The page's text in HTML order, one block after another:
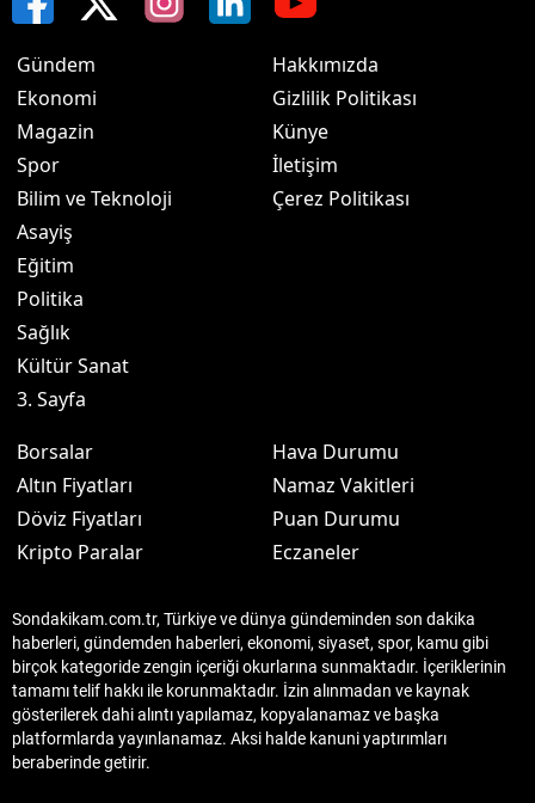
Gündem
Ekonomi
Magazin
Spor
Bilim ve Teknoloji
Asayiş
Eğitim
Politika
Sağlık
Kültür Sanat
3. Sayfa
Hakkımızda
Gizlilik Politikası
Künye
İletişim
Çerez Politikası
Borsalar
Altın Fiyatları
Döviz Fiyatları
Kripto Paralar
Hava Durumu
Namaz Vakitleri
Puan Durumu
Eczaneler
Sondakikam.com.tr, Türkiye ve dünya gündeminden son dakika
haberleri, gündemden haberleri, ekonomi, siyaset, spor, kamu gibi
birçok kategoride zengin içeriği okurlarına sunmaktadır. İçeriklerinin
tamamı telif hakkı ile korunmaktadır. İzin alınmadan ve kaynak
gösterilerek dahi alıntı yapılamaz, kopyalanamaz ve başka
platformlarda yayınlanamaz. Aksi halde kanuni yaptırımları
beraberinde getirir.